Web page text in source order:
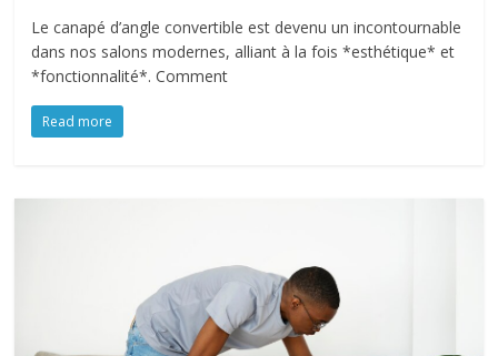
Le canapé d’angle convertible est devenu un incontournable
dans nos salons modernes, alliant à la fois *esthétique* et
*fonctionnalité*. Comment
Read more